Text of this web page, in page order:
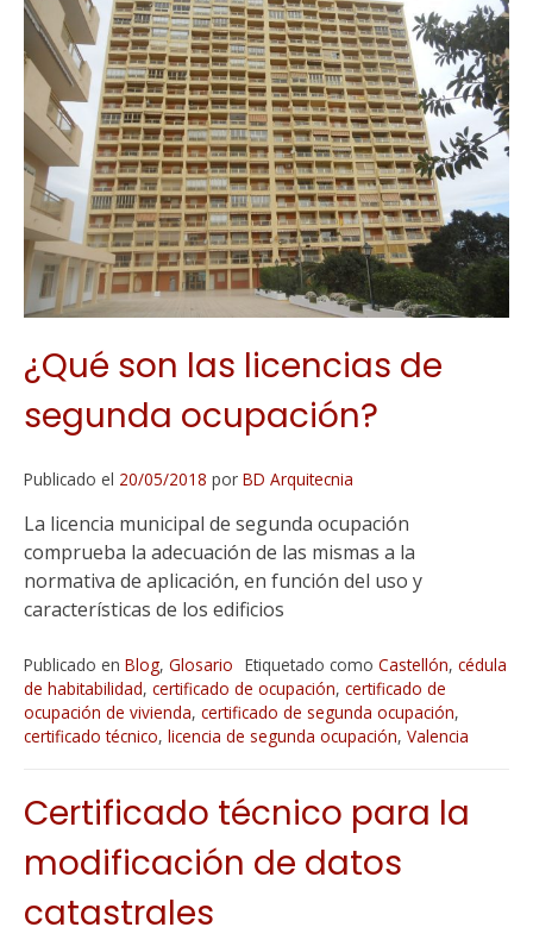
¿Qué son las licencias de
segunda ocupación?
Publicado el 20/05/2018 por BD Arquitecnia
La licencia municipal de segunda ocupación
comprueba la adecuación de las mismas a la
normativa de aplicación, en función del uso y
características de los edificios
Publicado en Blog, Glosario Etiquetado como Castellón, cédula
de habitabilidad, certificado de ocupación, certificado de
ocupación de vivienda, certificado de segunda ocupación,
certificado técnico, licencia de segunda ocupación, Valencia
Certificado técnico para la
modificación de datos
catastrales